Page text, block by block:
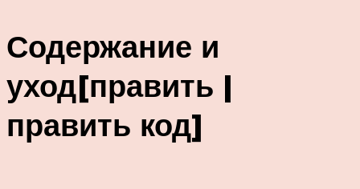
Содержание и
уход[править |
править код]